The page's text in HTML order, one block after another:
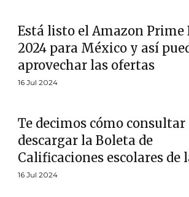
Está listo el Amazon Prime
2024 para México y así
aprovechar las ofertas
16 Jul 2024
Te decimos cómo consultar
descargar la Boleta de
Calificaciones escolares de
16 Jul 2024